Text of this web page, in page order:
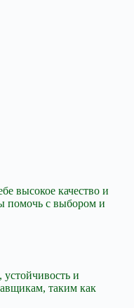
высокое качество и
помочь с выбором и
и
таким как